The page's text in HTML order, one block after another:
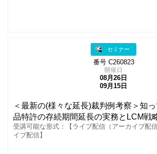
セミナー
番号 C260823
開催日
08月26日
09月15日
＜最新の(様々な延長)裁判例考察＞知
品特許の存続期間延長の実務とLCM戦
受講可能な形式：【ライブ配信（アーカイブ配
イブ配信】